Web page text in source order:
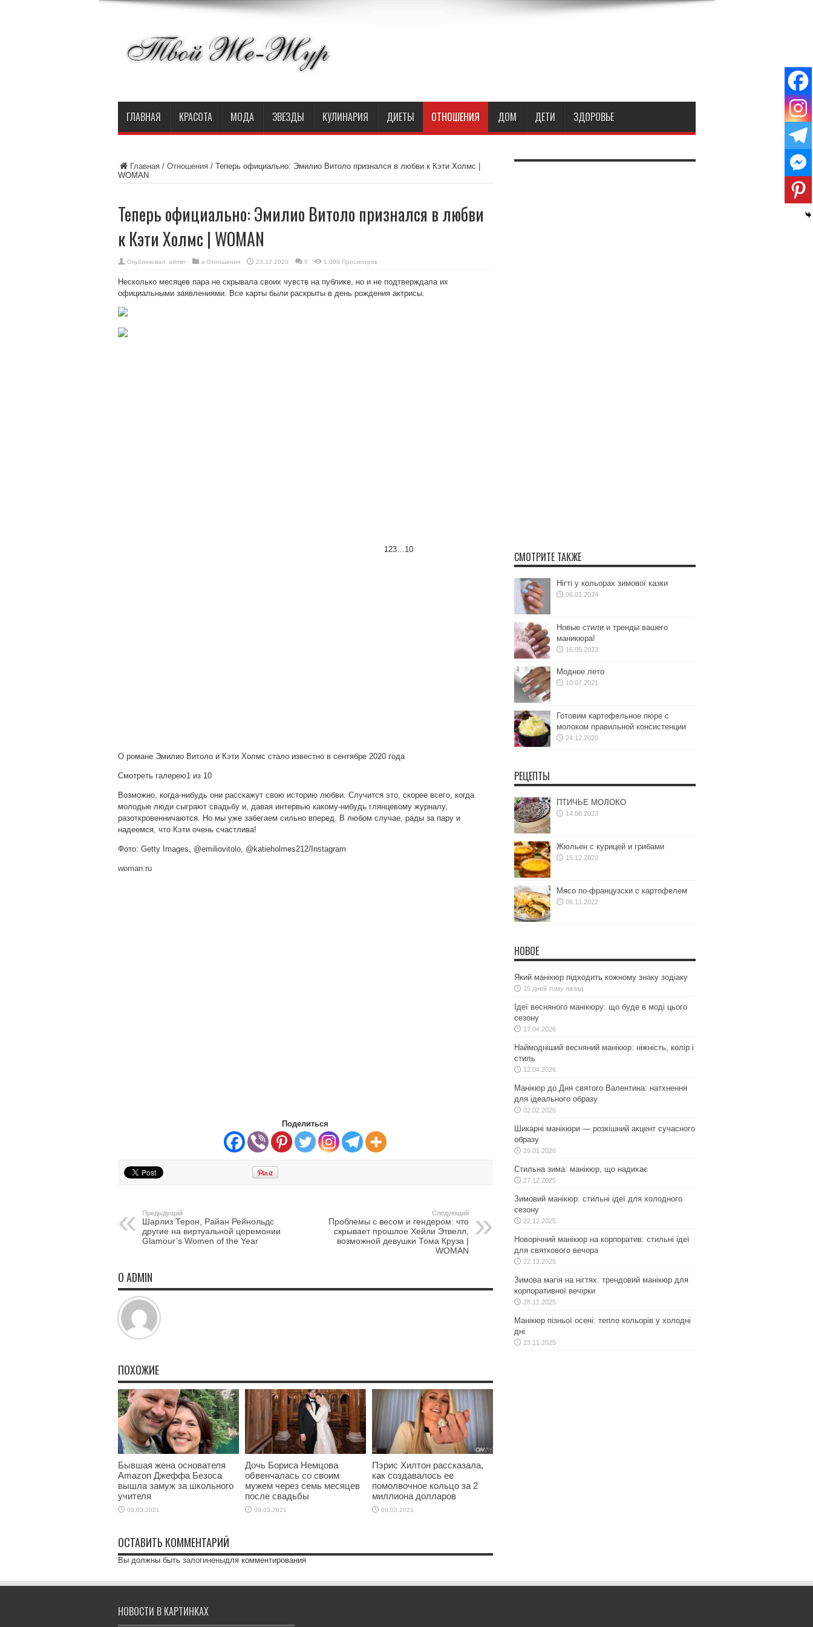
ГЛАВНАЯ КРАСОТА МОДА ЗВЕЗДЫ КУЛИНАРИЯ ДИЕТЫ ОТНОШЕНИЯ ДОМ ДЕТИ ЗДОРОВЬЕ
Главная/ Отношения/ Теперь официально: Эмилио Витоло признался в любви к Кэти Холмс |
WOMAN
Теперь официально: Эмилио Витоло признался в любви
к Кэти Холмс | WOMAN
Опубликовал: admin в Отношения 23.12.2020 0 1,009 Просмотров
Несколько месяцев пара не скрывала своих чувств на публике, но и не подтверждала их
официальными заявлениями. Все карты были раскрыты в день рождения актрисы.
123…10
О романе Эмилио Витоло и Кэти Холмс стало известно в сентябре 2020 года
Смотреть галерею1 из 10
Возможно, когда-нибудь они расскажут свою историю любви. Случится это, скорее всего, когда
молодые люди сыграют свадьбу и, давая интервью какому-нибудь глянцевому журналу,
разоткровенничаются. Но мы уже забегаем сильно вперед. В любом случае, рады за пару и
надеемся, что Кэти очень счастлива!
Фото: Getty Images, @emiliovitolo, @katieholmes212/Instagram
woman.ru
Поделиться
Предыдущий
Шарлиз Терон, Райан Рейнольдс
другие на виртуальной церемонии
Glamour’s Women of the Year
Следующий
Проблемы с весом и гендером: что
скрывает прошлое Хейли Этвелл,
возможной девушки Тома Круза |
WOMAN
О ADMIN
ПОХОЖИЕ
Бывшая жена основателя
Amazon Джеффа Безоса
вышла замуж за школьного
учителя
09.03.2021
Дочь Бориса Немцова
обвенчалась со своим
мужем через семь месяцев
после свадьбы
09.03.2021
Пэрис Хилтон рассказала,
как создавалось ее
помолвочное кольцо за 2
миллиона долларов
09.03.2021
ОСТАВИТЬ КОММЕНТАРИЙ
Вы должны быть залогиненыдля комментирования
СМОТРИТЕ ТАКЖЕ
Нігті у кольорах зимової казки
06.01.2024
Новые стили и тренды вашего
маникюра!
16.05.2023
Модное лето
10.07.2021
Готовим картофельное пюре с
молоком правильной консистенции
24.12.2020
РЕЦЕПТЫ
ПТИЧЬЕ МОЛОКО
14.08.2023
Жюльен с курицей и грибами
15.12.2022
Мясо по-французски с картофелем
06.11.2022
НОВОЕ
Який манікюр підходить кожному знаку зодіаку
15 дней тому назад
Ідеї весняного манікюру: що буде в моді цього
сезону
17.04.2026
Наймодніший весняний манікюр: ніжність, колір і
стиль
12.04.2026
Манікюр до Дня святого Валентина: натхнення
для ідеального образу
02.02.2026
Шикарні манікюри — розкішний акцент сучасного
образу
29.01.2026
Стильна зима: манікюр, що надихає
27.12.2025
Зимовий манікюр: стильні ідеї для холодного
сезону
22.12.2025
Новорічний манікюр на корпоратив: стильні ідеї
для святкового вечора
22.12.2025
Зимова магія на нігтях: трендовий манікюр для
корпоративної вечірки
28.11.2025
Манікюр пізньої осені: тепло кольорів у холодні
дні
23.11.2025
НОВОСТИ В КАРТИНКАХ